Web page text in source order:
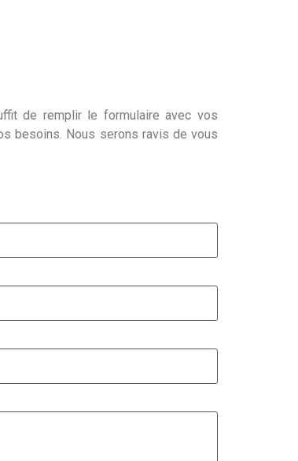
de remplir le formulaire avec vos
besoins. Nous serons ravis de vous